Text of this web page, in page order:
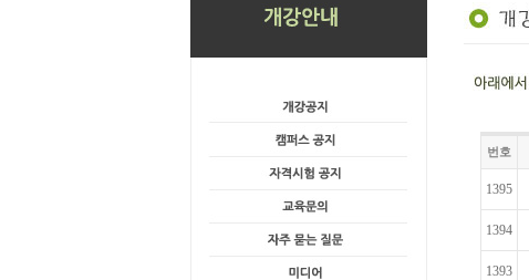
번호
1395
1394
1393